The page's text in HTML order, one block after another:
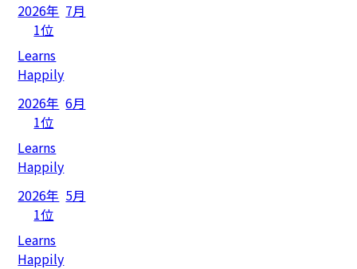
2026年 7月
1位
Learns
Happily
2026年 6月
1位
Learns
Happily
2026年 5月
1位
Learns
Happily